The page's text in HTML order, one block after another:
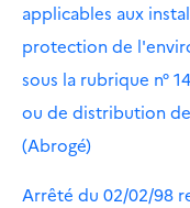
applicables aux
protection de
sous la rubrique n°
ou de distribution
(Abrogé)
Arrêté du 02/02/98